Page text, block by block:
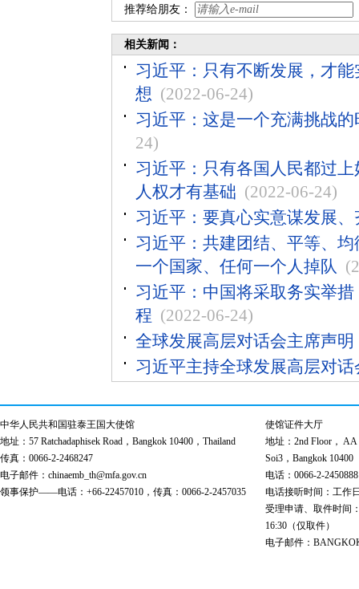
推荐给朋友：
相关新闻：
习近平：只有不断发展，才
想 (2022-06-24)
习近平：这是一个充满挑战
24)
习近平：只有各国人民都过
人权才有基础 (2022-06-24)
习近平：要真心实意谋发展
习近平：共建团结、平等、
一个国家、任何一个人掉队
习近平：中国将采取务实举
程 (2022-06-24)
全球发展高层对话会主席声明
习近平主持全球发展高层对
中华人民共和国驻泰王国大使馆
地址：57 Ratchadaphisek Road，Bangkok 10400，Thailand
传真：0066-2-2468247
电子邮件：chinaemb_th@mfa.gov.cn
领事保护——电话：+66-22457010，传真：0066-2-2457035
使馆证件大厅
地址：2nd Floor， AA
Soi3，Bangkok 10400
电话：0066-2-
电话接听时间：工作
受理申请、取件时间
16:30（仅取件）
电子邮件：